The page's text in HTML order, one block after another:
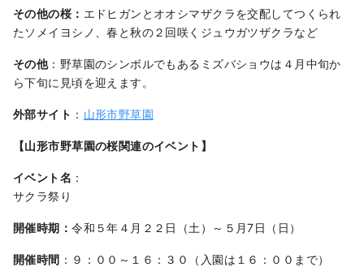
その他の桜： エドヒガンとオオシマザクラを交配してつくられ
たソメイヨシノ、春と秋の２回咲くジュウガツザクラなど
その他：野草園のシンボルでもあるミズバショウは４月中旬か
ら下旬に見頃を迎えます。
外部サイト ： 山形市野草園
【山形市野草園の桜関連のイベント】
イベント名 ：
サクラ祭り
開催時期：令和５年４月２２日（土）～５月7日（日）
開催時間 ：９：００～１６：３０（入園は１６：００まで）